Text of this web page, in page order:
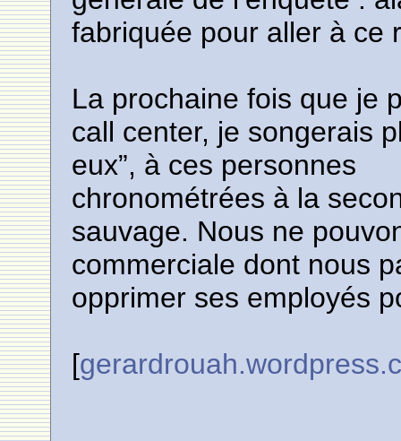
fabriquée pour aller à ce
La prochaine fois que je
call center, je songerais
eux”, à ces personnes
chronométrées à la
sauvage. Nous ne
commerciale dont nous
opprimer ses employés
[